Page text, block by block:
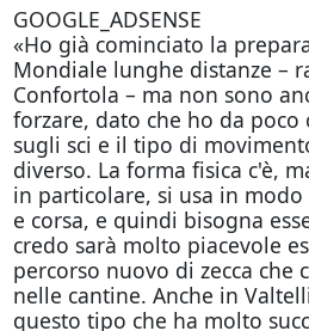
GOOGLE_ADSENSE
«Ho già cominciato la
Mondiale lunghe distanze –
Confortola – ma non sono
forzare, dato che ho da poco
sugli sci e il tipo di
diverso. La forma fisica c'è,
in particolare, si usa in
e corsa, e quindi bisogna
credo sarà molto piacevole
percorso nuovo di zecca che
nelle cantine. Anche in
questo tipo che ha molto